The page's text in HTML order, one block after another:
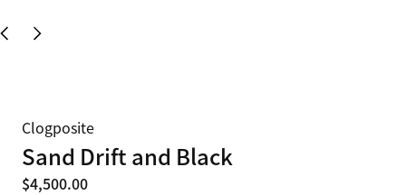
Clogposite
Sand Drift and Black
$4,500.00